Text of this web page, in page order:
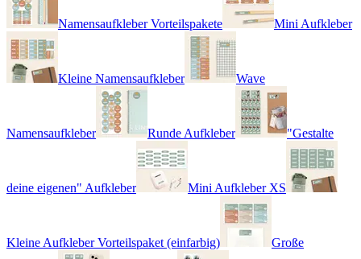
Namensaufkleber Vorteilspakete Mini Aufkleber
Kleine Namensaufkleber Wave
Namensaufkleber Runde Aufkleber "Gestalte
deine eigenen" Aufkleber Mini Aufkleber XS
Kleine Aufkleber Vorteilspaket (einfarbig) Große